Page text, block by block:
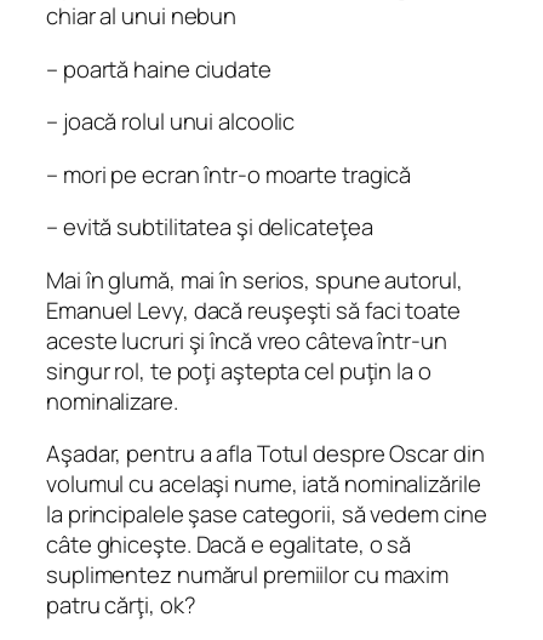
chiar al unui nebun
– poartă haine ciudate
– joacă rolul unui alcoolic
– mori pe ecran într-o moarte tragică
– evită subtilitatea şi delicateţea
Mai în glumă, mai în serios, spune autorul,
Emanuel Levy, dacă reuşeşti să faci toate
aceste lucruri şi încă vreo câteva într-un
singur rol, te poţi aştepta cel puţin la o
nominalizare.
Aşadar, pentru a afla Totul despre Oscar din
volumul cu acelaşi nume, iată nominalizările
la principalele şase categorii, să vedem cine
câte ghiceşte. Dacă e egalitate, o să
suplimentez numărul premiilor cu maxim
patru cărţi, ok?